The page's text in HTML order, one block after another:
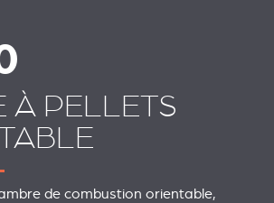
À PELLETS
de combustion orientable,